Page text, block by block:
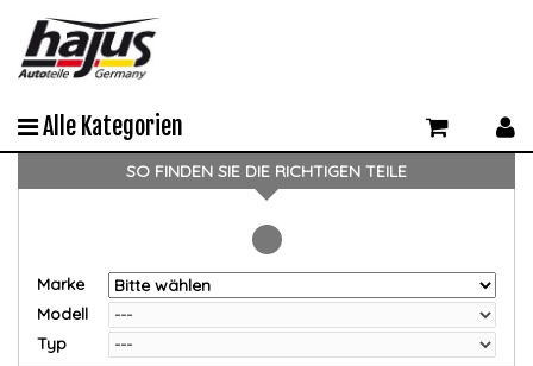
Alle Kategorien
SO FINDEN SIE DIE RICHTIGEN TEILE
Marke
Modell
Typ